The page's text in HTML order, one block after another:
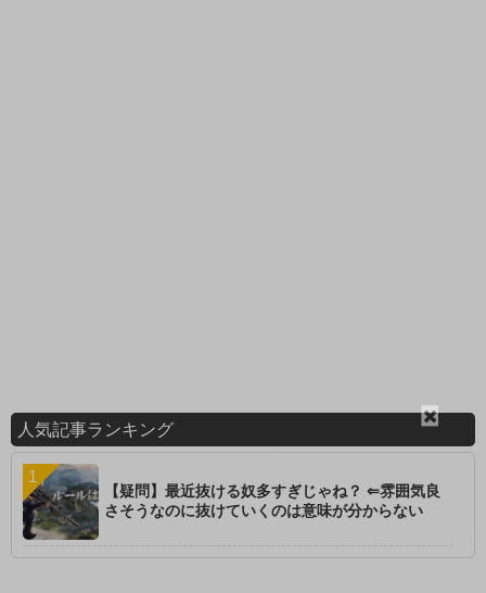
閉
じ
る
人気記事ランキング
【疑問】最近抜ける奴多すぎじゃね？ ⇐雰囲気良
さそうなのに抜けていくのは意味が分からない